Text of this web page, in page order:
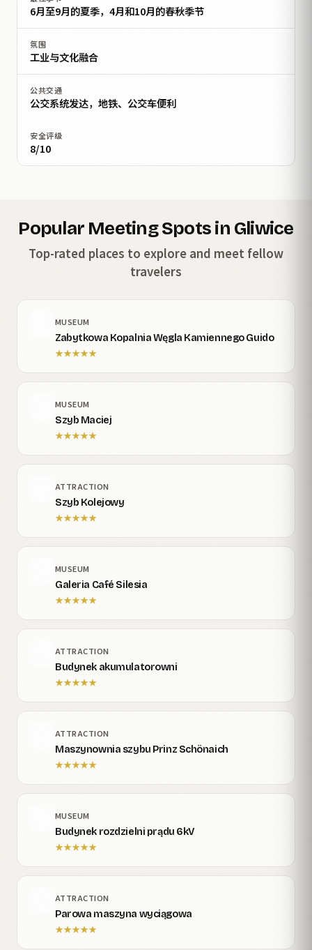
6月至9月的夏季，4月和10月的春秋季节
氛围
工业与文化融合
公共交通
公交系统发达，地铁、公交车便利
安全评级
8/10
Popular Meeting Spots in Gliwice
Top-rated places to explore and meet fellow
travelers
MUSEUM
Zabytkowa Kopalnia Węgla Kamiennego Guido
★★★★★
MUSEUM
Szyb Maciej
★★★★★
ATTRACTION
Szyb Kolejowy
★★★★★
MUSEUM
Galeria Café Silesia
★★★★★
ATTRACTION
Budynek akumulatorowni
★★★★★
ATTRACTION
Maszynownia szybu Prinz Schönaich
★★★★★
MUSEUM
Budynek rozdzielni prądu 6kV
★★★★★
ATTRACTION
Parowa maszyna wyciągowa
★★★★★